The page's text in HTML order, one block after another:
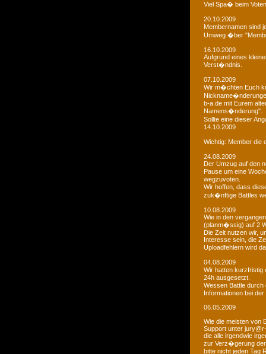
Viel Spa� beim
20.10.2009
Membernamen sind
Umweg �ber
16.10.2009
Aufgrund eines
Verst�ndnis.
07.10.2009
Wir m�chten Euch
b-a.de mit Eurem
Namens�nderung".
Sollte eine dieser
14.10.2009
Wichtig: Member die
24.08.2009
Der Umzug auf den
Pause um eine
wegzuvoten.
Wir hoffen, dass
zuk�nftige Battles
10.08.2009
Wie in den
(planm�ssig) auf 2
Die Zeit nutzen wir,
Interesse sein, die
Uploadfehlern wird
04.08.2009
Wir hatten kurzfristig
24h ausgesetzt.
Wessen Battle
Informationen bei
06.05.2009
Wie die meisten von
Support unter
die alle irgendwie
zur Verz�gerung der
bitte nicht jeden Tag